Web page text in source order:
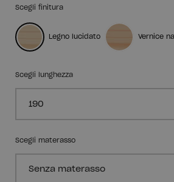
Scegli finitura
Legno lucidato Vernice
Scegli lunghezza
Scegli materasso